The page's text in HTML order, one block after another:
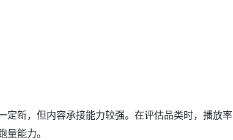
定新，但内容承接能力较强。在评估品类时，播放率
能力。